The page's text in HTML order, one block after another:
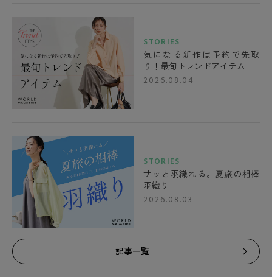
STORIES
気になる新作は予約で先取
り！最旬トレンドアイテム
2026.08.04
STORIES
サッと羽織れる。夏旅の相棒
羽織り
2026.08.03
記事一覧